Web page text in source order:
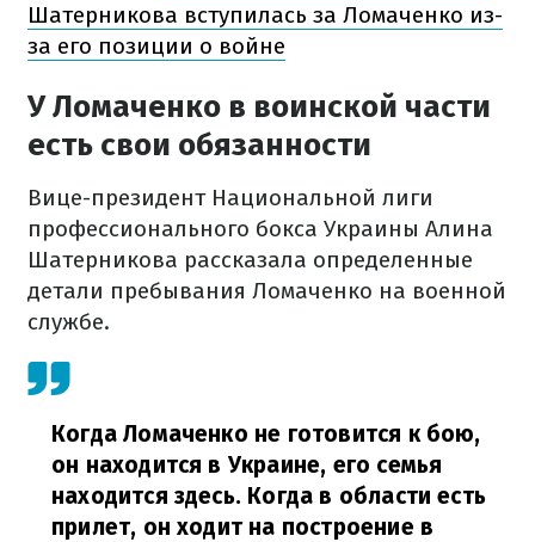
Шатерникова вступилась за Ломаченко из-
за его позиции о войне
У Ломаченко в воинской части
есть свои обязанности
Вице-президент Национальной лиги
профессионального бокса Украины Алина
Шатерникова рассказала определенные
детали пребывания Ломаченко на военной
службе.
Когда Ломаченко не готовится к бою,
он находится в Украине, его семья
находится здесь. Когда в области есть
прилет, он ходит на построение в